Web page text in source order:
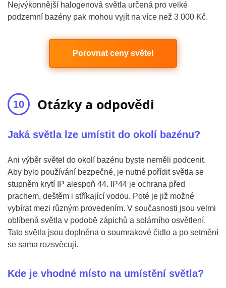
Nejvýkonnější halogenová světla určená pro velké
podzemní bazény pak mohou vyjít na více než 3 000 Kč.
Porovnat ceny světel
Otázky a odpovědi
Jaká světla lze umístit do okolí bazénu?
Ani výběr světel do okolí bazénu byste neměli podcenit.
Aby bylo používání bezpečné, je nutné pořídit světla se
stupněm krytí IP alespoň 44. IP44 je ochrana před
prachem, deštěm i stříkající vodou. Poté je již možné
vybírat mezi různým provedením. V současnosti jsou velmi
oblíbená světla v podobě zápichů a solárního osvětlení.
Tato světla jsou doplněna o soumrakové čidlo a po setmění
se sama rozsvěcují.
Kde je vhodné místo na umístění světla?